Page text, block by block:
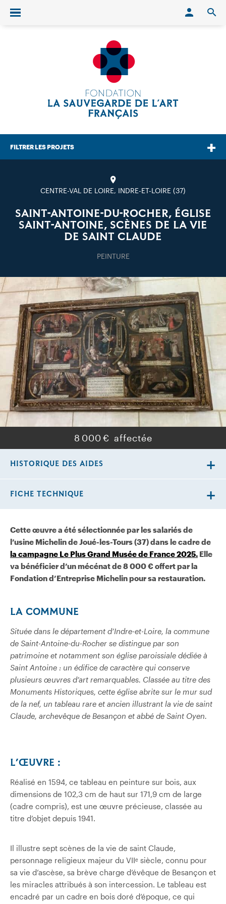
Ouvrir/fermer le menu
FILTRER LES PROJETS
CENTRE-VAL DE LOIRE, INDRE-ET-LOIRE (37)
SAINT-ANTOINE-DU-ROCHER, ÉGLISE
SAINT-ANTOINE, SCÈNES DE LA VIE
DE SAINT CLAUDE
PEINTURE
8 000 €
Cette œuvre a été sélectionnée par les salariés de
l’usine Michelin de Joué-les-Tours (37) dans le cadre de
la campagne Le Plus Grand Musée de France 2025. Elle
va bénéficier d’un mécénat de 8 000 € offert par la
Fondation d’Entreprise Michelin pour sa restauration.
LA COMMUNE
Située dans le département d’Indre-et-Loire, la commune
de Saint-Antoine-du-Rocher se distingue par son
patrimoine et notamment son église paroissiale dédiée à
Saint Antoine : un édifice de caractère qui conserve
plusieurs œuvres d’art remarquables. Classée au titre des
Monuments Historiques, cette église abrite sur le mur sud
de la nef, un tableau rare et ancien illustrant la vie de saint
Claude, archevêque de Besançon et abbé de Saint Oyen.
L’ŒUVRE :
Réalisé en 1594, ce tableau en peinture sur bois, aux
dimensions de 102,3 cm de haut sur 171,9 cm de large
(cadre compris), est une œuvre précieuse, classée au
titre d’objet depuis 1941.
Il illustre sept scènes de la vie de saint Claude,
personnage religieux majeur du VIIᵉ siècle, connu pour
sa vie d’ascèse, sa brève charge d’évêque de Besançon et
les miracles attribués à son intercession. Le tableau est
encadré par un cadre en bois doré d’époque, ce qui
HISTORIQUE DES AIDES
FICHE TECHNIQUE